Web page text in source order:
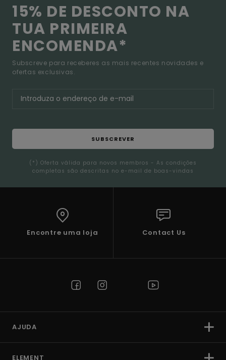
15% DE DESCONTO NA
TUA PRIMEIRA
ENCOMENDA*
Subscreve para receberes as mais recentes novidades e
ofertas exclusivas.
SUBSCREVER
(*) Oferta válida para novos membros - As condições
completas são descritas no e-mail de boas-vindas
Encontre uma loja Contact Us
AJUDA
ELEMENT